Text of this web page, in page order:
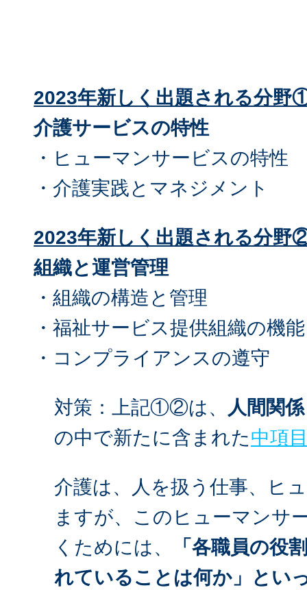
2023年新しく出題される分野
介護サービスの特性
・ヒューマンサービスの特性
・介護実践とマネジメント
2023年新しく出題される分野
組織と運営管理
・組織の構造と管理
・福祉サービス提供組織の機
・コンプライアンスの遵守
対策：上記①②は、
人間関
の中で新たに含まれた中項
介護は、人を扱う仕事、ヒ
ますが、このヒューマンサ
くためには、
「各職員の役
れていることは何か」とい